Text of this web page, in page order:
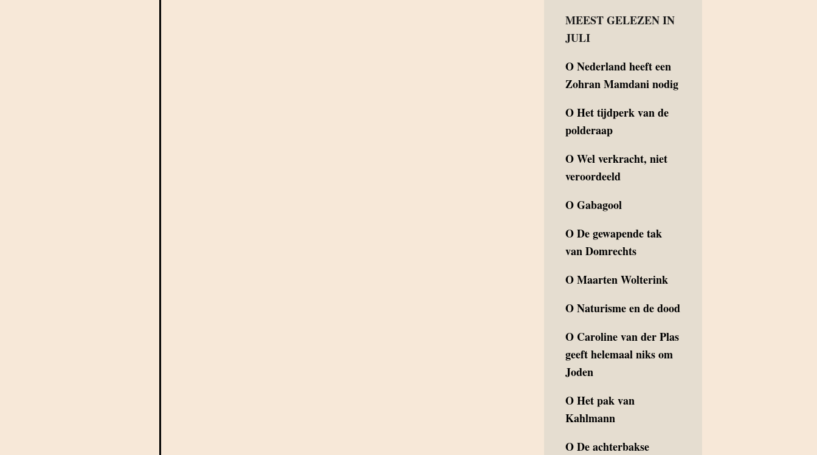
MEEST GELEZEN IN
JULI
ONederland heeft een
Zohran Mamdani nodig
OHet tijdperk van de
polderaap
OWel verkracht, niet
veroordeeld
OGabagool
ODe gewapende tak
van Domrechts
OMaarten Wolterink
ONaturisme en de dood
O Caroline van der Plas
geeft helemaal niks om
Joden
OHet pak van
Kahlmann
ODe achterbakse